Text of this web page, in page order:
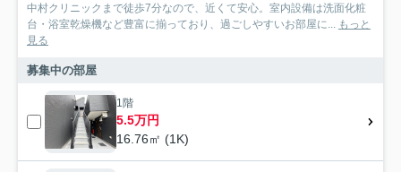
中村クリニックまで徒歩7分なので、近くて安心。室内設備は洗面化粧
台・浴室乾燥機など豊富に揃っており、過ごしやすいお部屋に... もっと
見る
募集中の部屋
1階
5.5万円
16.76㎡ (1K)